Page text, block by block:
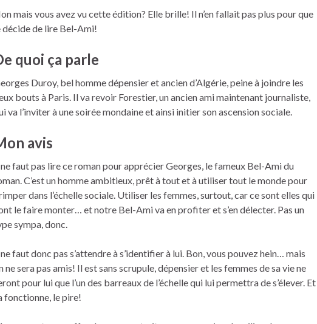
mais vous avez vu cette édition? Elle brille! Il n’en fallait pas plus pour que
décide de lire Bel-Ami!
quoi ça parle
Duroy, bel homme dépensier et ancien d’Algérie, peine à joindre les
bouts à Paris. Il va revoir Forestier, un ancien ami maintenant journaliste,
va l’inviter à une soirée mondaine et ainsi initier son ascension sociale.
avis
faut pas lire ce roman pour apprécier Georges, le fameux Bel-Ami du
C’est un homme ambitieux, prêt à tout et à utiliser tout le monde pour
dans l’échelle sociale. Utiliser les femmes, surtout, car ce sont elles qui
le faire monter… et notre Bel-Ami va en profiter et s’en délecter. Pas un
sympa, donc.
faut donc pas s’attendre à s’identifier à lui. Bon, vous pouvez hein… mais
ne sera pas amis! Il est sans scrupule, dépensier et les femmes de sa vie ne
pour lui que l’un des barreaux de l’échelle qui lui permettra de s’élever. Et
fonctionne, le pire!